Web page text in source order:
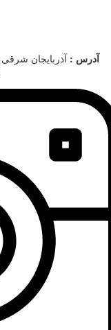
آدرس :